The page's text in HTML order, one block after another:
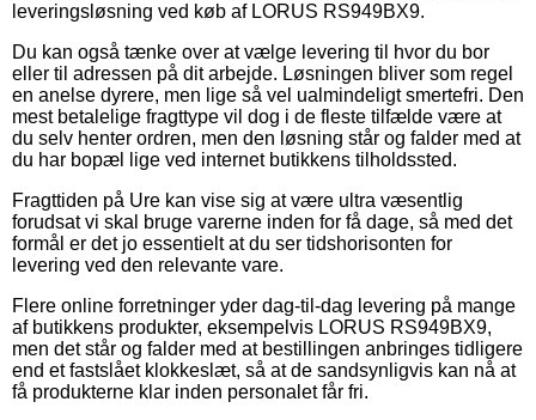
leveringsløsning ved køb af LORUS RS949BX9.
Du kan også tænke over at vælge levering til hvor du bor
eller til adressen på dit arbejde. Løsningen bliver som regel
en anelse dyrere, men lige så vel ualmindeligt smertefri. Den
mest betalelige fragttype vil dog i de fleste tilfælde være at
du selv henter ordren, men den løsning står og falder med at
du har bopæl lige ved internet butikkens tilholdssted.
Fragttiden på Ure kan vise sig at være ultra væsentlig
forudsat vi skal bruge varerne inden for få dage, så med det
formål er det jo essentielt at du ser tidshorisonten for
levering ved den relevante vare.
Flere online forretninger yder dag-til-dag levering på mange
af butikkens produkter, eksempelvis LORUS RS949BX9,
men det står og falder med at bestillingen anbringes tidligere
end et fastslået klokkeslæt, så at de sandsynligvis kan nå at
få produkterne klar inden personalet får fri.